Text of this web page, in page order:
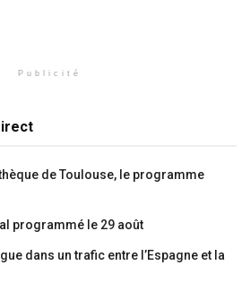
Publicité
de Toulouse, le programme
programmé le 29 août
dans un trafic entre l’Espagne et la